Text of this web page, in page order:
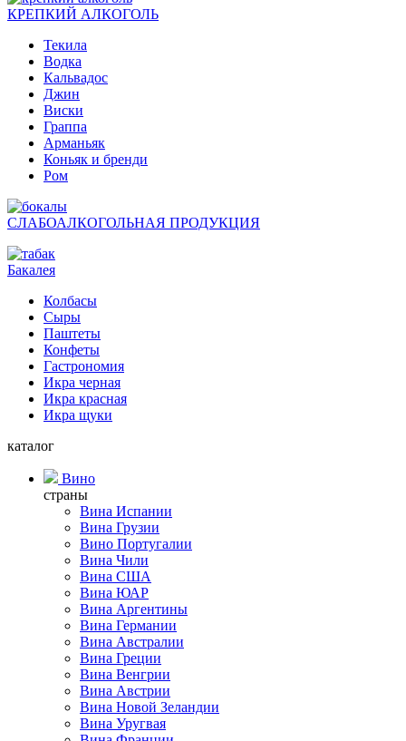
КРЕПКИЙ АЛКОГОЛЬ
Текила
Водка
Кальвадос
Джин
Виски
Граппа
Арманьяк
Коньяк и бренди
Ром
СЛАБОАЛКОГОЛЬНАЯ ПРОДУКЦИЯ
Бакалея
Колбасы
Сыры
Паштеты
Конфеты
Гастрономия
Икра черная
Икра красная
Икра щуки
каталог
Вино
страны
Вина Испании
Вина Грузии
Вино Португалии
Вина Чили
Вина США
Вина ЮАР
Вина Аргентины
Вина Германии
Вина Австралии
Вина Греции
Вина Венгрии
Вина Австрии
Вина Новой Зеландии
Вина Уругвая